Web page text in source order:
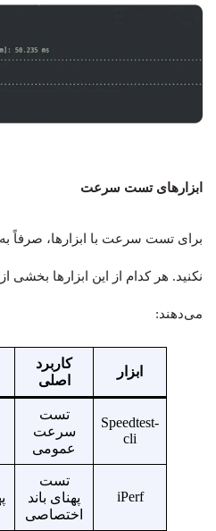
ابزارهای تست سرعت
برای تست سرعت با ابزارها، صرفاً
نکنید. هر کدام از این ابزارها بخشی
می‌دهند:
ابزار
کاربرد
اصلی
Speedtest-
cli
تست
سرعت
عمومی
iPerf
تست
پهنای باند
اختصاصی